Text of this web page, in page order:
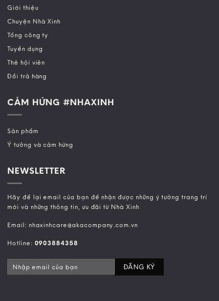
Giới thiệu
Chuyện Nhà Xinh
Tổng công ty
Tuyển dụng
Thẻ hội viên
Đổi trả hàng
CẢM HỨNG #NHAXINH
Sản phẩm
Ý tưởng và cảm hứng
NEWSLETTER
Hãy để lại email của bạn để nhận được những ý tưởng trang trí
mới và những thông tin, ưu đãi từ Nhà Xinh
Email: nhaxinhcare@akacompany.com.vn
Hotline: 0903884358